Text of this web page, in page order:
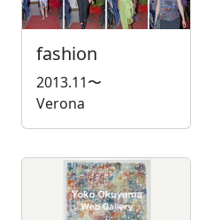
fashion
2013.11〜
Verona